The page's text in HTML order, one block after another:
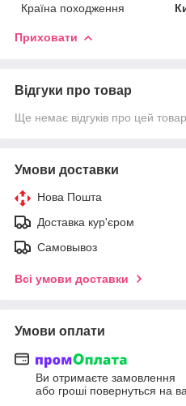
Країна походження
Приховати
Відгуки про товар
Ще немає відгуків про цей товар
Умови доставки
Нова Пошта
Доставка кур'єром
Самовывоз
Всі умови доставки
Умови оплати
Ви отримаєте замовлення
або гроші повернуться на